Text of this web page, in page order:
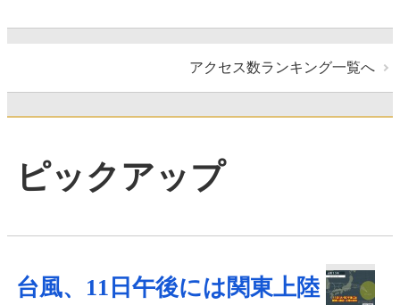
アクセス数ランキング一覧へ
ピックアップ
台風、11日午後には関東上陸